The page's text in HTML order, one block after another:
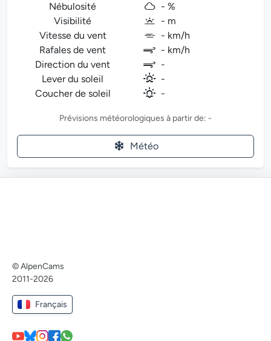
Nébulosité
- %
Visibilité
- m
Vitesse du vent
- km/h
Rafales de vent
- km/h
Direction du vent
-
Lever du soleil
-
Coucher de soleil
-
Prévisions météorologiques à partir de: -
Météo
© AlpenCams
2011-2026
Français